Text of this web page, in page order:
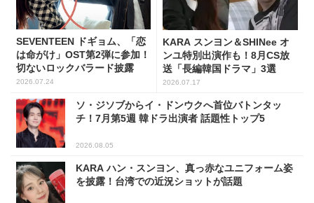
SEVENTEEN ドギョム、「恋
は命がけ」OST第2弾に参加！
切ないロックバラード披露
2026.07.24
KARA スンヨン＆SHINee オ
ンユ特別出演作も！8月CS放
送「長編韓国ドラマ」3選
2026.07.17
ソ・ジソブからイ・ドンウクへ首位バトンタッ
チ！7月第5週 韓ドラ出演者 話題性トップ5
2026.08.05
KARA ハン・スンヨン、真っ赤なユニフォーム姿
を披露！台湾での近況ショットが話題